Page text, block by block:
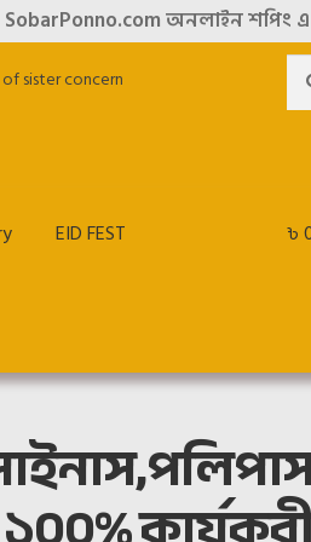
অনলাইন শপিং এ আপনাকে
sister concern
for:
EID FEST ৳